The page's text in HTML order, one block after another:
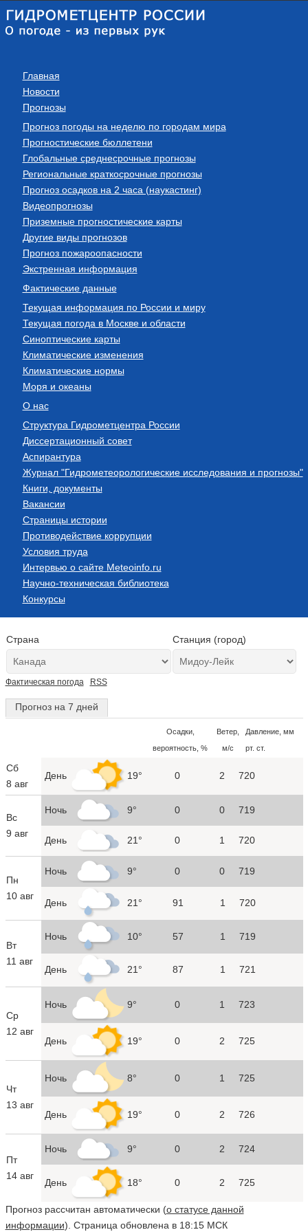
Главная
Новости
Прогнозы
Прогноз погоды на неделю по городам мира
Прогностические бюллетени
Глобальные среднесрочные прогнозы
Региональные краткосрочные прогнозы
Прогноз осадков на 2 часа (наукастинг)
Видеопрогнозы
Приземные прогностические карты
Другие виды прогнозов
Прогноз пожароопасности
Экстренная информация
Фактические данные
Текущая информация по России и миру
Текущая погода в Москве и области
Синоптические карты
Климатические изменения
Климатические нормы
Моря и океаны
О нас
Структура Гидрометцентра России
Диссертационный совет
Аспирантура
Журнал "Гидрометеорологические исследования и прогнозы"
Книги, документы
Вакансии
Страницы истории
Противодействие коррупции
Условия труда
Интервью о сайте Meteoinfo.ru
Научно-техническая библиотека
Конкурсы
Страна Станция (город)
Фактическая погода RSS
Прогноз на 7 дней
Осадки,
вероятность, %
Ветер,
м/с
Давление, мм
рт. ст.
Сб
8 авг
День 19° 0 2 720
Вс
9 авг
Ночь 9° 0 0 719
День 21° 0 1 720
Пн
10 авг
Ночь 9° 0 0 719
День 21° 91 1 720
Вт
11 авг
Ночь 10° 57 1 719
День 21° 87 1 721
Ср
12 авг
Ночь 9° 0 1 723
День 19° 0 2 725
Чт
13 авг
Ночь 8° 0 1 725
День 19° 0 2 726
Пт
14 авг
Ночь 9° 0 2 724
День 18° 0 2 725
Прогноз рассчитан автоматически (о статусе данной
информации). Страница обновлена в 18:15 МСК